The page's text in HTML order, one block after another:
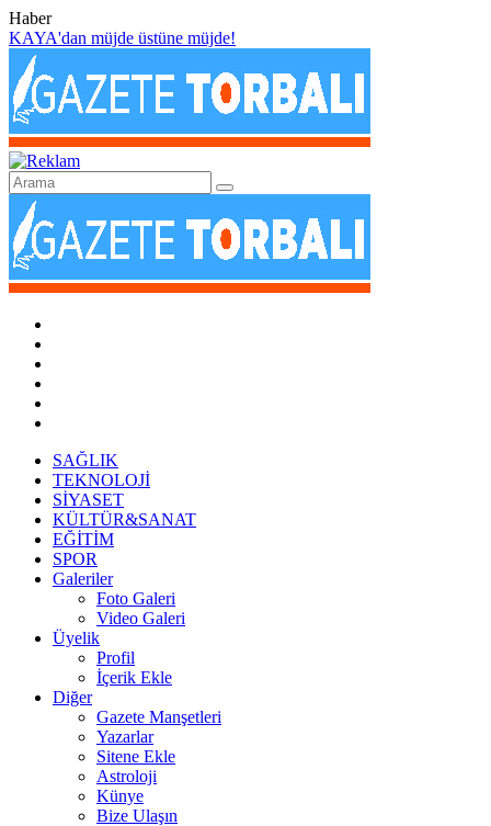
Haber
KAYA'dan müjde üstüne müjde!
SAĞLIK
TEKNOLOJİ
SİYASET
KÜLTÜR&SANAT
EĞİTİM
SPOR
Galeriler
Foto Galeri
Video Galeri
Üyelik
Profil
İçerik Ekle
Diğer
Gazete Manşetleri
Yazarlar
Sitene Ekle
Astroloji
Künye
Bize Ulaşın